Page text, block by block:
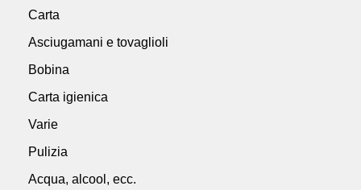
Carta
Asciugamani e tovaglioli
Bobina
Carta igienica
Varie
Pulizia
Acqua, alcool, ecc.